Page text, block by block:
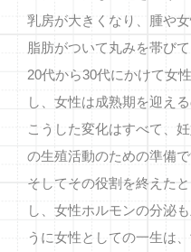
乳房が大きくなり、腫や
脂肪がついて丸みを帯びて
20代から30代にかけて女
し、女性は成熟期を迎える
こうした変化はすべて、
の生殖活動のための準備で
そしてその役割を終えた
し、女性ホルモンの分泌も
うに女性としての一生は